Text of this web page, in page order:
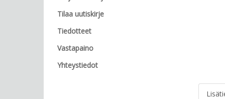
Tilaa uutiskirje
Tiedotteet
Vastapaino
Yhteystiedot